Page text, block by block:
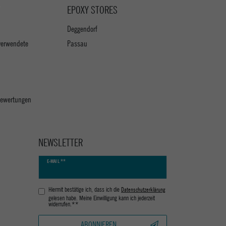
EPOXY STORES
Deggendorf
Passau
NEWSLETTER
E-MAIL **
Newsletter
Hiermit bestätige ich, dass ich die Daten­schutz­erklärung
gelesen habe. Meine Einwilligung kann ich jederzeit
widerrufen.**